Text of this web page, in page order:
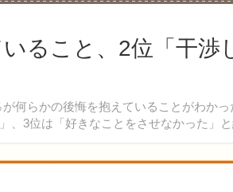
ること、2位「干渉
何らかの後悔を抱えていることがわか
、3位は「好きなことをさせなかった」と